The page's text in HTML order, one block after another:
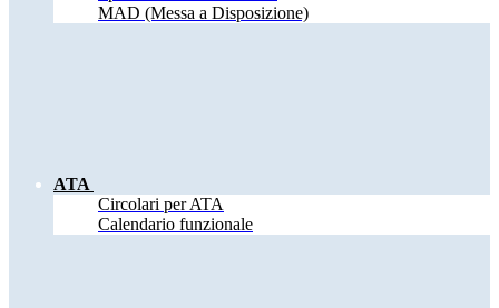
MAD (Messa a Disposizione)
ATA
Circolari per ATA
Calendario funzionale